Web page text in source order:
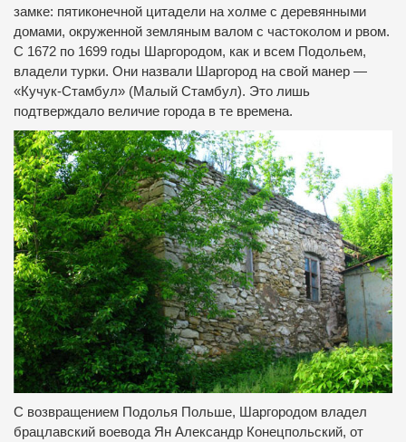
замке: пятиконечной цитадели на холме с деревянными
домами, окруженной земляным валом с частоколом и рвом.
С 1672 по 1699 годы Шаргородом, как и всем Подольем,
владели турки. Они назвали Шаргород на свой манер —
«Кучук-Стамбул» (Малый Стамбул). Это лишь
подтверждало величие города в те времена.
С возвращением Подолья Польше, Шаргородом владел
брацлавский воевода Ян Александр Конецпольский, от